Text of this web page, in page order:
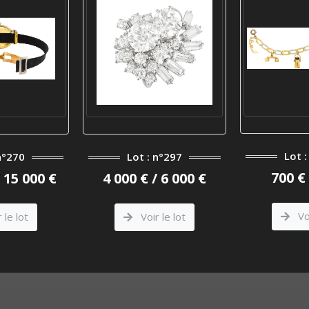
000 €
le lot
Lot : n°297
4 000 € / 6 000 €
Voir le lot
Lot :
700